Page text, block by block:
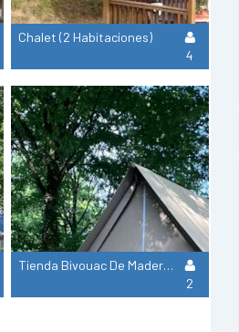
Chalet (2 Habitaciones)
4
Tienda Bivouac De Madera Sobre Pilotes (Para Excursionistas Y Ciclistas Itinerantes)
2